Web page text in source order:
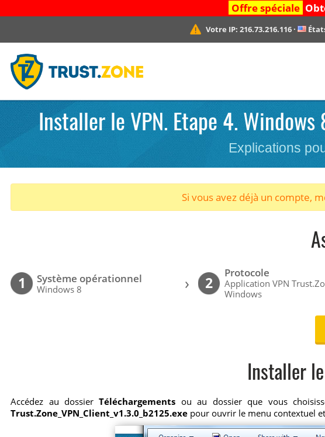
Offre spéciale
Votre IP: 216.73.216.116·
Installer le VPN. Etape 4.
Explications
Si vous avez déjà un compte,
1 Système opérationnel
Windows 8 › 2
Protocole
Application VPN
Windows
Installer
Accédez au dossierTéléchargements ou au dossier que vous
Trust.Zone_VPN_Client_v1.3.0_b2125.exe pour ouvrir le menu contextuel